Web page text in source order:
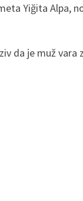
Yiğita Alpa,
da je muž vara